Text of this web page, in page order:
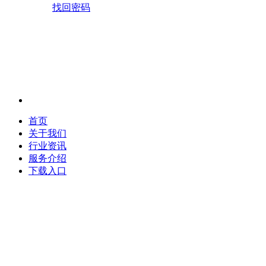
找回密码
首页
关于我们
行业资讯
服务介绍
下载入口